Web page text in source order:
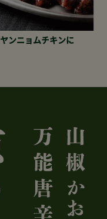
ヤンニョムチキンに